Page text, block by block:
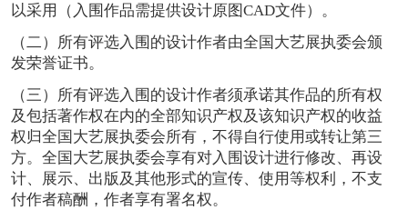
以采用（入围作品需提供设计原图CAD文件）。
（二）所有评选入围的设计作者由全国大艺展执委会颁
发荣誉证书。
（三）所有评选入围的设计作者须承诺其作品的所有权
及包括著作权在内的全部知识产权及该知识产权的收益
权归全国大艺展执委会所有，不得自行使用或转让第三
方。全国大艺展执委会享有对入围设计进行修改、再设
计、展示、出版及其他形式的宣传、使用等权利，不支
付作者稿酬，作者享有署名权。